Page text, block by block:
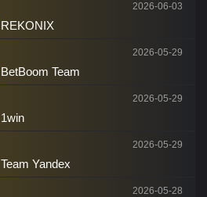
REKONIX
2026-06-03
BetBoom Team
2026-05-29
1win
2026-05-29
Team Yandex
2026-05-29
2026-05-28